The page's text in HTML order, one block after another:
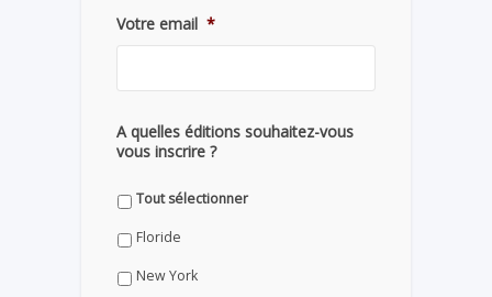
Votre email *
A quelles éditions souhaitez-vous
vous inscrire ?
Tout sélectionner
Floride
New York